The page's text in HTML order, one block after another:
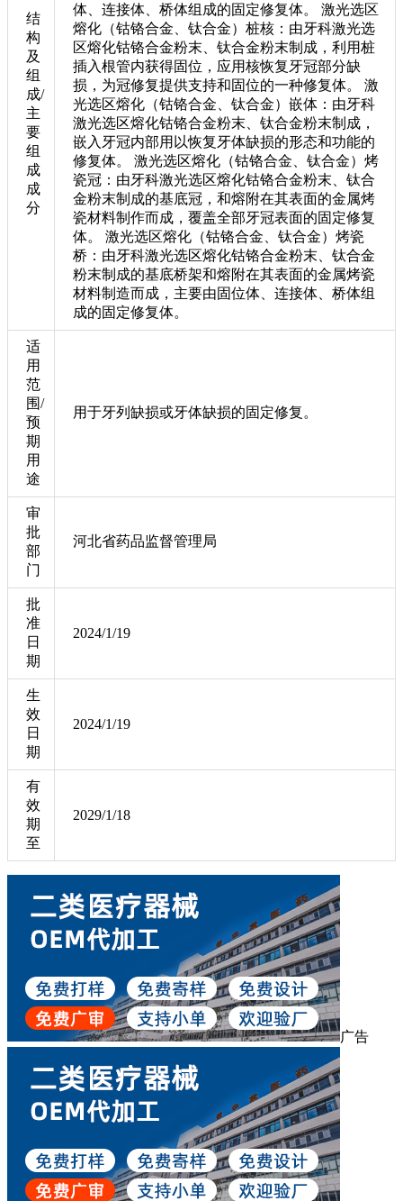
结
构
及
组
成/
主
要
组
成
成
分
体、连接体、桥体组成的固定修复体。 激光选区
熔化（钴铬合金、钛合金）桩核：由牙科激光选
区熔化钴铬合金粉末、钛合金粉末制成，利用桩
插入根管内获得固位，应用核恢复牙冠部分缺
损，为冠修复提供支持和固位的一种修复体。 激
光选区熔化（钴铬合金、钛合金）嵌体：由牙科
激光选区熔化钴铬合金粉末、钛合金粉末制成，
嵌入牙冠内部用以恢复牙体缺损的形态和功能的
修复体。 激光选区熔化（钴铬合金、钛合金）烤
瓷冠：由牙科激光选区熔化钴铬合金粉末、钛合
金粉末制成的基底冠，和熔附在其表面的金属烤
瓷材料制作而成，覆盖全部牙冠表面的固定修复
体。 激光选区熔化（钴铬合金、钛合金）烤瓷
桥：由牙科激光选区熔化钴铬合金粉末、钛合金
粉末制成的基底桥架和熔附在其表面的金属烤瓷
材料制造而成，主要由固位体、连接体、桥体组
成的固定修复体。
适
用
范
围/
预
期
用
途
用于牙列缺损或牙体缺损的固定修复。
审
批
部
门
河北省药品监督管理局
批
准
日
期
2024/1/19
生
效
日
期
2024/1/19
有
效
期
至
2029/1/18
广告